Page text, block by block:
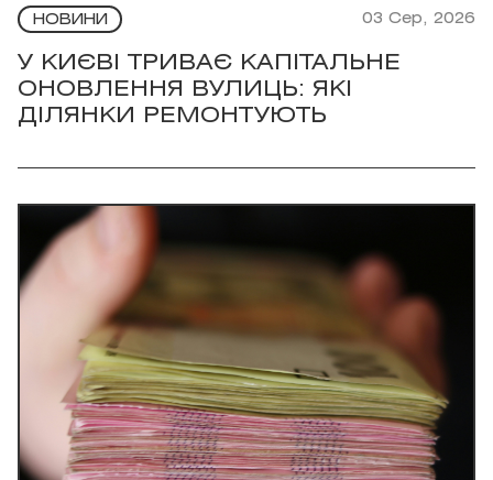
НОВИНИ 03 Сер, 2026
У КИЄВІ ТРИВАЄ КАПІТАЛЬНЕ
ОНОВЛЕННЯ ВУЛИЦЬ: ЯКІ
ДІЛЯНКИ РЕМОНТУЮТЬ